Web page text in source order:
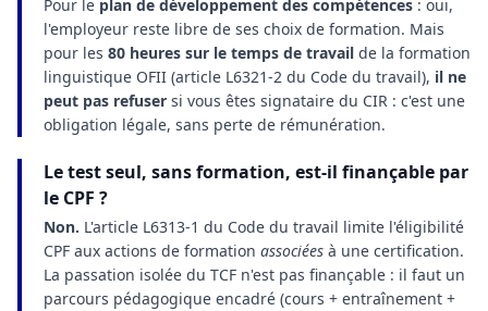
Pour le plan de développement des compétences : oui,
l'employeur reste libre de ses choix de formation. Mais
pour les 80 heures sur le temps de travail de la formation
linguistique OFII (article L6321-2 du Code du travail), il ne
peut pas refuser si vous êtes signataire du CIR : c'est une
obligation légale, sans perte de rémunération.
Le test seul, sans formation, est-il finançable par
le CPF ?
Non. L'article L6313-1 du Code du travail limite l'éligibilité
CPF aux actions de formation associées à une certification.
La passation isolée du TCF n'est pas finançable : il faut un
parcours pédagogique encadré (cours + entraînement +